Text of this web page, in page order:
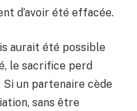
d’avoir été effacée.
aurait été possible
le sacrifice perd
un partenaire cède
sans être